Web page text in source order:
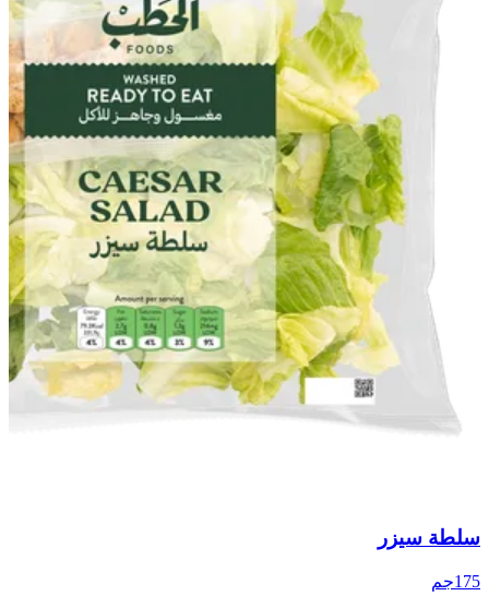
سلطة سيزر
175جم